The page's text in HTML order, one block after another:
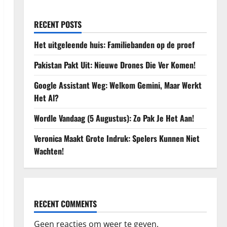
RECENT POSTS
Het uitgeleende huis: Familiebanden op de proef
Pakistan Pakt Uit: Nieuwe Drones Die Ver Komen!
Google Assistant Weg: Welkom Gemini, Maar Werkt
Het Al?
Wordle Vandaag (5 Augustus): Zo Pak Je Het Aan!
Veronica Maakt Grote Indruk: Spelers Kunnen Niet
Wachten!
RECENT COMMENTS
Geen reacties om weer te geven.